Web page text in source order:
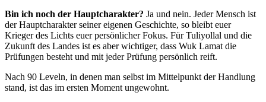
Bin ich noch der Hauptcharakter? Ja und nein. Jeder Mensch ist
der Hauptcharakter seiner eigenen Geschichte, so bleibt euer
Krieger des Lichts euer persönlicher Fokus. Für Tuliyollal und die
Zukunft des Landes ist es aber wichtiger, dass Wuk Lamat die
Prüfungen besteht und mit jeder Prüfung persönlich reift.
Nach 90 Leveln, in denen man selbst im Mittelpunkt der Handlung
stand, ist das im ersten Moment ungewohnt.